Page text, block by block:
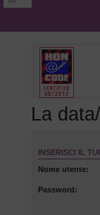
La
INSERISCI IL
Nome utente:
Password: